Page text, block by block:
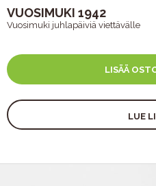
VUOSIMUKI 1942
Vuosimuki juhlapäiviä viettävälle
LISÄÄ
LUE